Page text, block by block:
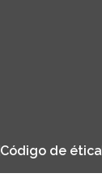
Código de ética